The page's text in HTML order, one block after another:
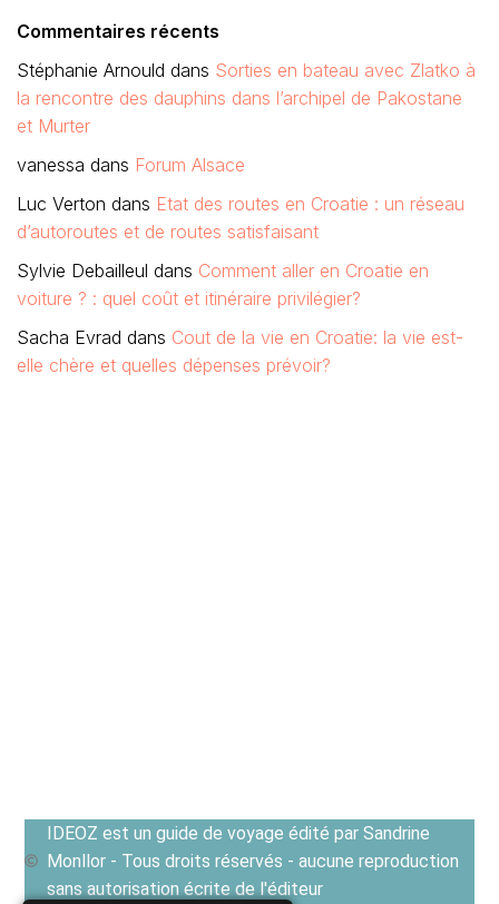
Commentaires récents
Stéphanie Arnould dans Sorties en bateau avec Zlatko à
la rencontre des dauphins dans l’archipel de Pakostane
et Murter
vanessa dans Forum Alsace
Luc Verton dans Etat des routes en Croatie : un réseau
d’autoroutes et de routes satisfaisant
Sylvie Debailleul dans Comment aller en Croatie en
voiture ? : quel coût et itinéraire privilégier?
Sacha Evrad dans Cout de la vie en Croatie: la vie est-
elle chère et quelles dépenses prévoir?
IDEOZ est un guide de voyage édité par Sandrine
Monllor - Tous droits réservés - aucune reproduction
sans autorisation écrite de l'éditeur